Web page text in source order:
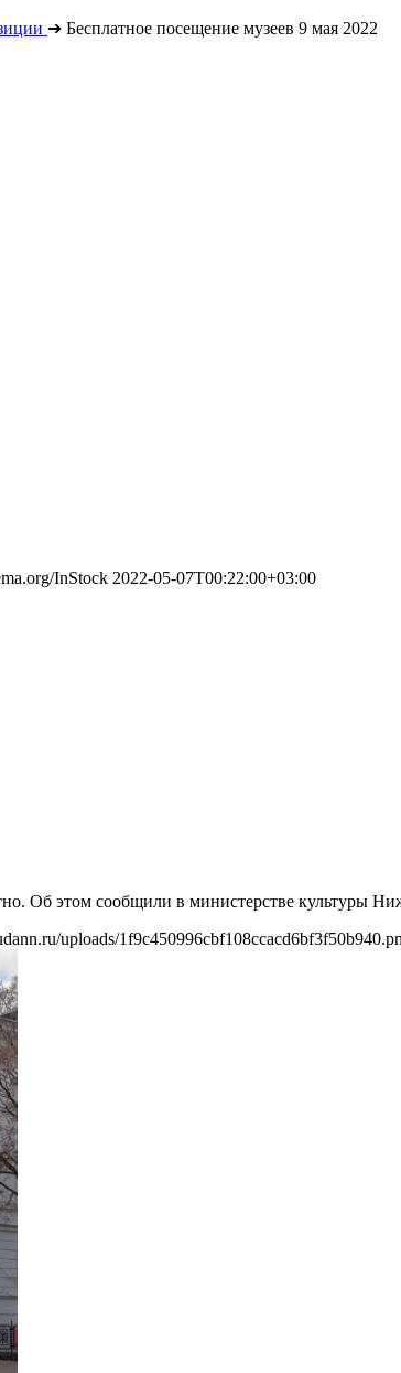
➔ Бесплатное посещение музеев 9 мая 2022
InStock 2022-05-07T00:22:00+03:00
Об этом сообщили в министерстве культуры
uploads/